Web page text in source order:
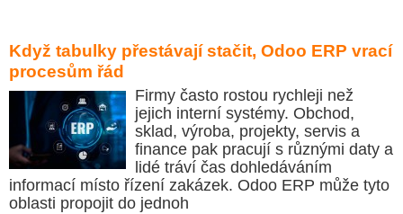
Když tabulky přestávají stačit, Odoo ERP vrací
procesům řád
Firmy často rostou rychleji než
jejich interní systémy. Obchod,
sklad, výroba, projekty, servis a
finance pak pracují s různými daty a
lidé tráví čas dohledáváním
informací místo řízení zakázek. Odoo ERP může tyto
oblasti propojit do jednoh